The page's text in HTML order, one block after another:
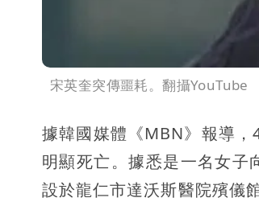
宋英奎突傳噩耗。翻攝YouTube
據韓國媒體《MBN》報導
明顯死亡。據悉是一名女子
設於龍仁市達沃斯醫院殯儀